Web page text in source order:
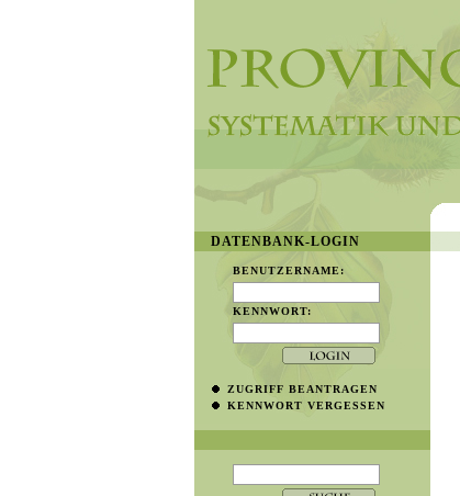
DATENBANK-LOGIN
BENUTZERNAME:
KENNWORT:
ZUGRIFF BEANTRAGEN
KENNWORT VERGESSEN